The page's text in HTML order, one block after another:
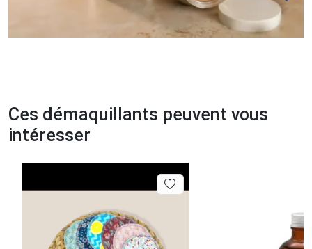
Ces démaquillants peuvent vous
intéresser